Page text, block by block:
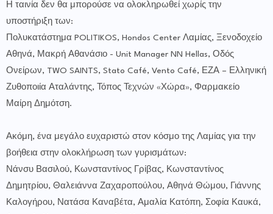
Η ταινία δεν θα μπορούσε να ολοκληρωθεί χωρίς την
υποστήριξη των:
Πολυκατάστημα POLITIKOS, Hondos Center Λαμίας, Ξενοδοχείο
Αθηνά, Μακρή Αθανάσιο - Unit Manager NN Hellas, Οδός
Ονείρων, TWO SAINTS, Stato Café, Vento Café, ΕΖΑ – Ελληνική
Ζυθοποιία Αταλάντης, Τόπος Τεχνών «Χώρα», Φαρμακείο
Μαίρη Δημότση.
Ακόμη, ένα μεγάλο ευχαριστώ στον κόσμο της Λαμίας για την
βοήθεια στην ολοκλήρωση των γυρισμάτων:
Νάνσυ Βασιλού, Κωνσταντίνος Γρίβας, Κωνσταντίνος
Δημητρίου, Θαλειάννα Ζαχαροπούλου, Αθηνά Θώμου, Γιάννης
Καλογήρου, Νατάσα Καναβέτα, Αμαλία Κατόπη, Σοφία Καυκά,